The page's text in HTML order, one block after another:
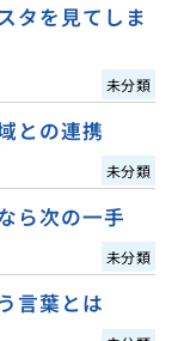
タを見てしま
未分類
との連携
未分類
ら次の一手
未分類
言葉とは